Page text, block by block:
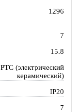
1296
7
15.8
PTC (электрический
керамический)
IP20
7